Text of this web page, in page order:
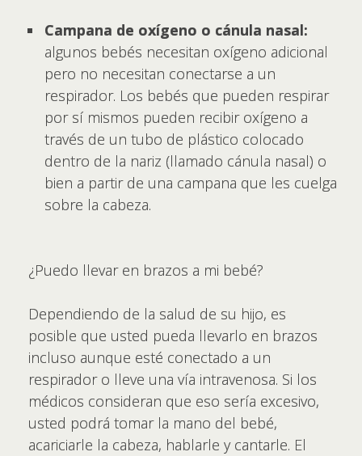
Campana de oxígeno o cánula nasal:
algunos bebés necesitan oxígeno adicional
pero no necesitan conectarse a un
respirador. Los bebés que pueden respirar
por sí mismos pueden recibir oxígeno a
través de un tubo de plástico colocado
dentro de la nariz (llamado cánula nasal) o
bien a partir de una campana que les cuelga
sobre la cabeza.
¿Puedo llevar en brazos a mi bebé?
Dependiendo de la salud de su hijo, es
posible que usted pueda llevarlo en brazos
incluso aunque esté conectado a un
respirador o lleve una vía intravenosa. Si los
médicos consideran que eso sería excesivo,
usted podrá tomar la mano del bebé,
acariciarle la cabeza, hablarle y cantarle. El